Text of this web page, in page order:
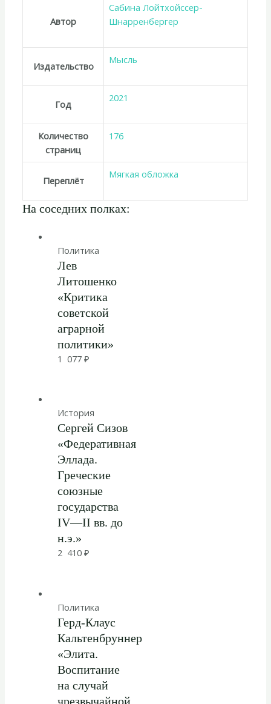
Автор
Сабина Лойтхойссер-
Шнарренбергер
Издательство
Мысль
Год
2021
Количество
страниц
176
Переплёт
Мягкая обложка
На соседних полках:
Политика
Лев
Литошенко
«Критика
советской
аграрной
политики»
1 077₽
История
Сергей Сизов
«Федеративная
Эллада.
Греческие
союзные
государства
IV—II вв. до
н.э.»
2 410₽
Политика
Герд-Клаус
Кальтенбруннер
«Элита.
Воспитание
на случай
чрезвычайной